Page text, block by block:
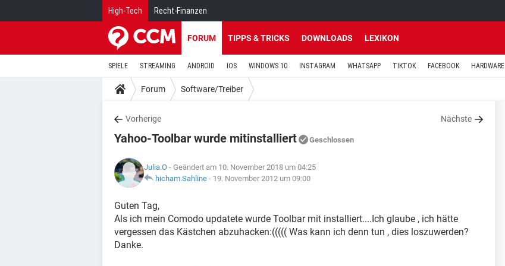
High-Tech Recht-Finanzen
FORUM TIPPS & TRICKS DOWNLOADS LEXIKON
SPIELE STREAMING ANDROID IOS WINDOWS 10 INSTAGRAM WHATSAPP TIKTOK FACEBOOK HARDWARE
Forum Software/Treiber
Vorherige Nächste
Yahoo-Toolbar wurde mitinstalliert Geschlossen
Julia.O - Geändert am 10. November 2018 um 04:25
hicham.Sahline - 19. November 2012 um 09:00
Guten Tag,
Als ich mein Comodo updatete wurde Toolbar mit installiert....Ich glaube , ich hätte
vergessen das Kästchen abzuhacken:((((( Was kann ich denn tun , dies loszuwerden?
Danke.